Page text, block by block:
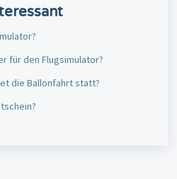
für den Flugsimulator?
die Ballonfahrt statt?